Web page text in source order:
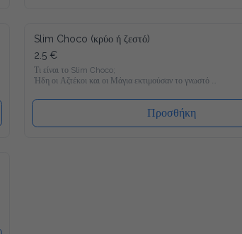
Slim Choco (κρύο ή ζεστό)
2.5 €
Τι είναι το Slim Choco;
Ήδη οι Αζτέκοι και οι Μάγια εκτιμούσαν το γνωστό
Powerdrink "ζεστή σοκολάτα". Συνήθως και μόνο στην σκέψη
μας τρέχουν τα σάλια απ΄το στόμα, αλλά στο τωρινό
σοκολατούχο γάλα κρύβεται συνήθως πολλή ζάχαρη, λίπη και
Άρα η απάντηση είναι απλά να το αφήσουμε; Όχι για εμάς και
Προσθήκη